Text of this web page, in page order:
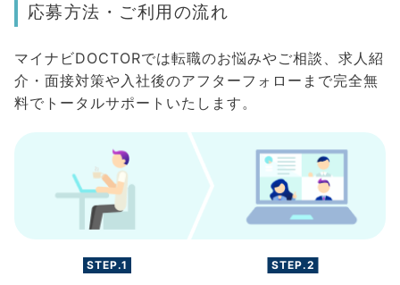
応募方法・ご利用の流れ
マイナビDOCTORでは転職のお悩みやご相談、求人紹
介・面接対策や入社後のアフターフォローまで完全無
料でトータルサポートいたします。
STEP.1 STEP.2